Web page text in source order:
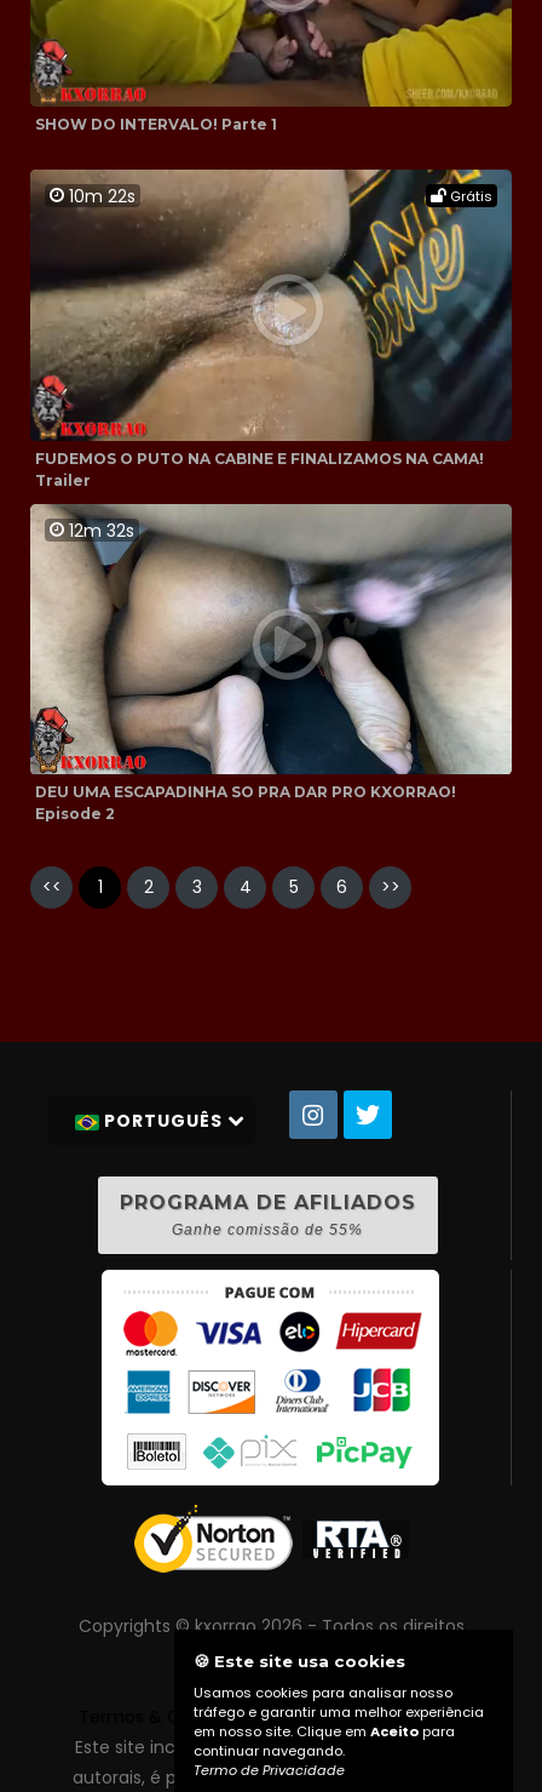
SHOW DO INTERVALO! Parte 1
10m 22s Grátis
FUDEMOS O PUTO NA CABINE E FINALIZAMOS NA CAMA!
Trailer
12m 32s
DEU UMA ESCAPADINHA SO PRA DAR PRO KXORRAO!
Episode 2
<< 1 2 3 4 5 6 >>
PORTUGUÊS
PROGRAMA DE AFILIADOS
Ganhe comissão de 55%
Copyrights © kxorrao 2026 - Todos os direitos
reservados
Termos & Condições |Política de Privacidade
Este site inclui conteúdo protegido por direitos
autorais, é proibida reprodução total ou parcial
🍪 Este site usa cookies
Usamos cookies para analisar nosso
tráfego e garantir uma melhor experiência
em nosso site. Clique em Aceitopara
continuar navegando.
Termo de Privacidade